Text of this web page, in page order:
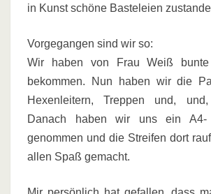
in Kunst schöne Basteleien
Vorgegangen sind wir so:
Wir haben von Frau Weiß bunte
bekommen. Nun haben wir die
Hexenleitern, Treppen und,
Danach haben wir uns ein A4-
genommen und die Streifen dort
allen Spaß gemacht.